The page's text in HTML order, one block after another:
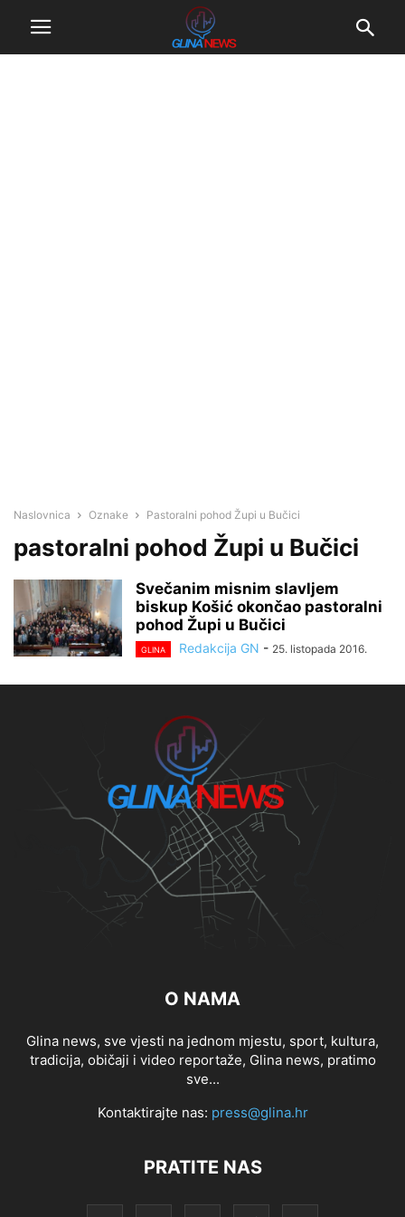
Naslovnica Oznake Pastoralni pohod Župi u Bučici
pastoralni pohod Župi u Bučici
Svečanim misnim slavljem
biskup Košić okončao pastoralni
pohod Župi u Bučici
GLINA Redakcija GN - 25. listopada 2016.
O NAMA
Glina news, sve vjesti na jednom mjestu, sport, kultura,
tradicija, običaji i video reportaže, Glina news, pratimo
sve...
Kontaktirajte nas: press@glina.hr
PRATITE NAS